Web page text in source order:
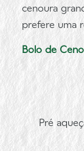
cenoura
prefere uma
Bolo de
Pré